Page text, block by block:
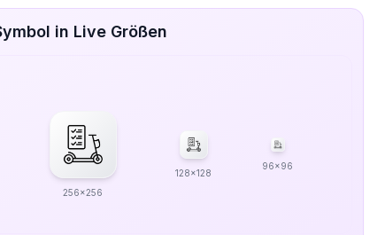
in Live Größen
256x256
128x128
96x96